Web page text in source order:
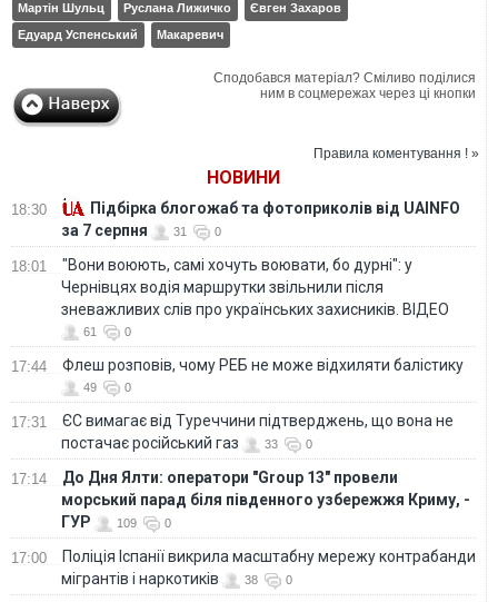
Мартін Шульц
Руслана Лижичко
Євген Захаров
Едуард Успенський
Макаревич
Сподобався матеріал? Сміливо поділися
ним в соцмережах через ці кнопки
Правила коментування ! »
НОВИНИ
18:30
Підбірка блогожаб та фотоприколів від UAINFO
за 7 серпня
31 0
18:01
"Вони воюють, самі хочуть воювати, бо дурні": у
Чернівцях водія маршрутки звільнили після
зневажливих слів про українських захисників. ВІДЕО
61 0
17:44 Флеш розповів, чому РЕБ не може відхиляти балістику
49 0
17:31
ЄС вимагає від Туреччини підтверджень, що вона не
постачає російський газ
33 0
17:14
До Дня Ялти: оператори "Group 13" провели
морський парад біля південного узбережжя Криму, -
ГУР
109 0
17:00
Поліція Іспанії викрила масштабну мережу контрабанди
мігрантів і наркотиків
38 0